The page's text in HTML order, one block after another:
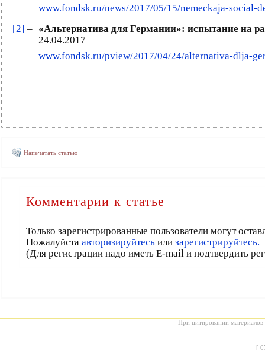
www.fondsk.ru/news/2017/05/15/nemeckaja-social-
[2] – «Альтернатива для Германии»: испытание на
24.04.2017
www.fondsk.ru/pview/2017/04/24/alternativa-dlja-
Напечатать статью
Комментарии к статье
Только зарегистрированные пользователи могут
Пожалуйстаавторизируйтесь илизарегистрируйтесь.
(Для регистрации надо иметь E-mail и подтвердить
При цитировании материалов
[